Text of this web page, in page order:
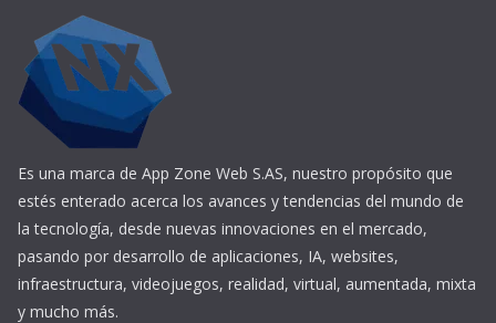
Es una marca de App Zone Web S.AS, nuestro propósito que
estés enterado acerca los avances y tendencias del mundo de
la tecnología, desde nuevas innovaciones en el mercado,
pasando por desarrollo de aplicaciones, IA, websites,
infraestructura, videojuegos, realidad, virtual, aumentada, mixta
y mucho más.